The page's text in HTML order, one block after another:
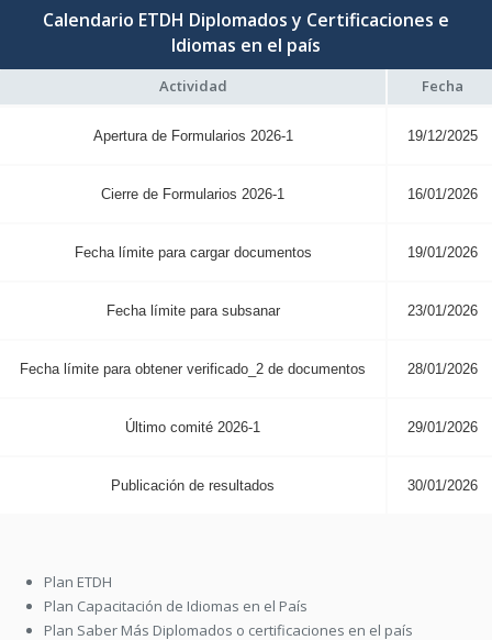
Calendario ETDH Diplomados y Certificaciones e
Idiomas en el país
Actividad Fecha
Apertura de Formularios 2026-1 19/12/2025
Cierre de Formularios 2026-1 16/01/2026
Fecha límite para cargar documentos 19/01/2026
Fecha límite para subsanar 23/01/2026
Fecha límite para obtener verificado_2 de documentos 28/01/2026
Último comité 2026-1 29/01/2026
Publicación de resultados 30/01/2026
Plan ETDH
Plan Capacitación de Idiomas en el País
Plan Saber Más Diplomados o certificaciones en el país